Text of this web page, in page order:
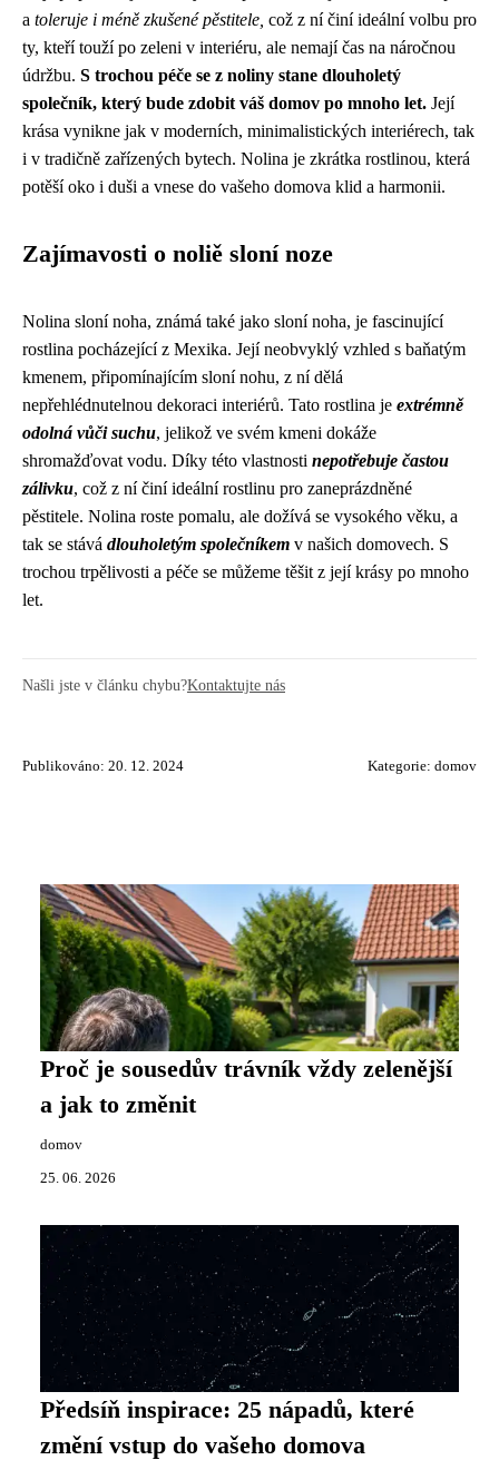
a toleruje i méně zkušené pěstitele, což z ní činí ideální volbu pro
ty, kteří touží po zeleni v interiéru, ale nemají čas na náročnou
údržbu. S trochou péče se z noliny stane dlouholetý
společník, který bude zdobit váš domov po mnoho let. Její
krása vynikne jak v moderních, minimalistických interiérech, tak
i v tradičně zařízených bytech. Nolina je zkrátka rostlinou, která
potěší oko i duši a vnese do vašeho domova klid a harmonii.
Zajímavosti o noliě sloní noze
Nolina sloní noha, známá také jako sloní noha, je fascinující
rostlina pocházející z Mexika. Její neobvyklý vzhled s baňatým
kmenem, připomínajícím sloní nohu, z ní dělá
nepřehlédnutelnou dekoraci interiérů. Tato rostlina je extrémně
odolná vůči suchu, jelikož ve svém kmeni dokáže
shromažďovat vodu. Díky této vlastnosti nepotřebuje častou
zálivku, což z ní činí ideální rostlinu pro zaneprázdněné
pěstitele. Nolina roste pomalu, ale dožívá se vysokého věku, a
tak se stává dlouholetým společníkem v našich domovech. S
trochou trpělivosti a péče se můžeme těšit z její krásy po mnoho
let.
Našli jste v článku chybu?Kontaktujte nás
Publikováno: 20. 12. 2024 Kategorie: domov
Proč je sousedův trávník vždy zelenější
a jak to změnit
domov
25. 06. 2026
Předsíň inspirace: 25 nápadů, které
změní vstup do vašeho domova